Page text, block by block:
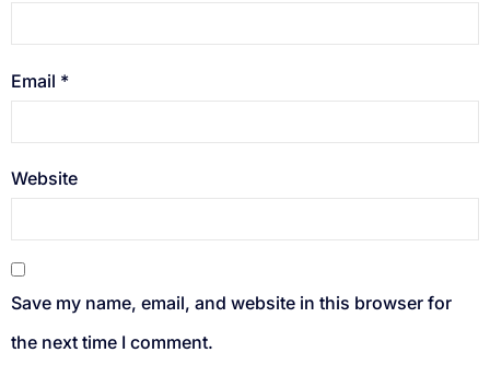
Email *
Website
Save my name, email, and website in this browser for
the next time I comment.